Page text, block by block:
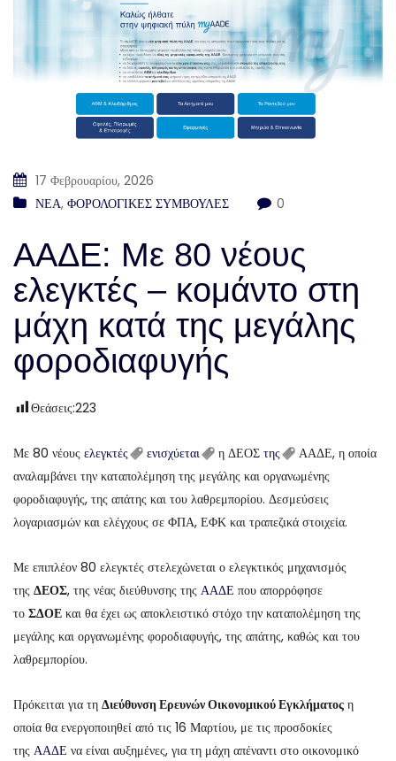
17 Φεβρουαρίου, 2026
ΝΕΑ, ΦΟΡΟΛΟΓΙΚΕΣ ΣΥΜΒΟΥΛΕΣ 0
ΑΑΔΕ: Με 80 νέους
ελεγκτές – κομάντο στη
μάχη κατά της μεγάλης
φοροδιαφυγής
Θεάσεις:223
Με 80 νέους ελεγκτές ενισχύεται η ΔΕΟΣ της
ΑΑΔΕ, η οποία
αναλαμβάνει την καταπολέμηση της μεγάλης και οργανωμένης
φοροδιαφυγής, της απάτης και του λαθρεμπορίου. Δεσμεύσεις
λογαριασμών και ελέγχους σε ΦΠΑ, ΕΦΚ και τραπεζικά στοιχεία.
Με επιπλέον 80 ελεγκτές στελεχώνεται ο ελεγκτικός μηχανισμός
της ΔΕΟΣ, της νέας διεύθυνσης της ΑΑΔΕ που απορρόφησε
το ΣΔΟΕ και θα έχει ως αποκλειστικό στόχο την καταπολέμηση της
μεγάλης και οργανωμένης φοροδιαφυγής, της απάτης, καθώς και του
λαθρεμπορίου.
Πρόκειται για τη Διεύθυνση Ερευνών Οικονομικού Εγκλήματος η
οποία θα ενεργοποιηθεί από τις 16 Μαρτίου, με τις προσδοκίες
της ΑΑΔΕ να είναι αυξημένες, για τη μάχη απέναντι στο οικονομικό